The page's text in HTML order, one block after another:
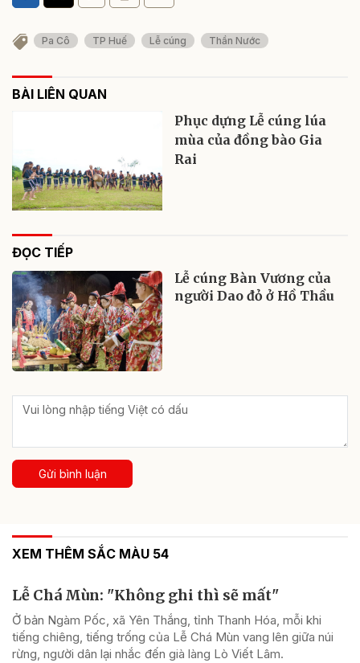
Pa Cô TP Huế Lễ cúng Thần Nước
BÀI LIÊN QUAN
Phục dựng Lễ cúng lúa
mùa của đồng bào Gia
Rai
ĐỌC TIẾP
Lễ cúng Bàn Vương của
người Dao đỏ ở Hồ Thầu
Gửi bình luận
XEM THÊM SẮC MÀU 54
Lễ Chá Mùn: "Không ghi thì sẽ mất"
Ở bản Ngàm Pốc, xã Yên Thắng, tỉnh Thanh Hóa, mỗi khi
tiếng chiêng, tiếng trống của Lễ Chá Mùn vang lên giữa núi
rừng, người dân lại nhắc đến già làng Lò Viết Lâm.